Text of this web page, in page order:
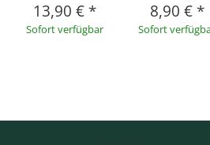
13,90 € *
Sofort verfügbar
8,90 € *
Sofort